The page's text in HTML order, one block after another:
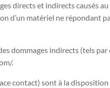
directs et indirects causés au
d’un matériel ne répondant
dommages indirects (tels par
.
contact) sont à la